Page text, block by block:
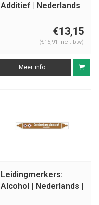
Additief | Nederlands
€13,15
(€15,91 Incl. btw)
Meer info
Leidingmerkers:
Alcohol | Nederlands |